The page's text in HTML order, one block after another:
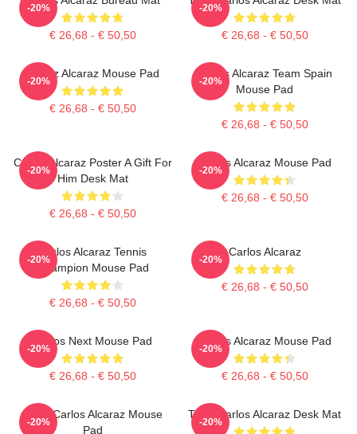
€ 26,68 - € 50,50
-20%
€ 26,68 - € 50,50
-20%
Carloz Alcaraz Mouse Pad
€ 26,68 - € 50,50
-20%
Carlos Alcaraz Team Spain
Mouse Pad
€ 26,68 - € 50,50
-20%
Carlos Alcaraz Poster A Gift For
Him Desk Mat
€ 26,68 - € 50,50
-20%
Carlos Alcaraz Mouse Pad
€ 26,68 - € 50,50
-20%
Carlos Alcaraz Tennis
Champion Mouse Pad
€ 26,68 - € 50,50
-20%
Carlos Alcaraz
€ 26,68 - € 50,50
-20%
Carlos Next Mouse Pad
€ 26,68 - € 50,50
-20%
Carlos Alcaraz Mouse Pad
€ 26,68 - € 50,50
-20%
Tenis Carlos Alcaraz Mouse
Pad
-20%
Tenis Carlos Alcaraz Desk Mat
-20%